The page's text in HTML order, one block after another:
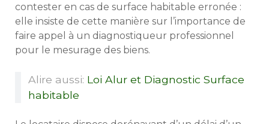
contester en cas de surface habitable erronée :
elle insiste de cette manière sur l’importance de
faire appel à un diagnostiqueur professionnel
pour le mesurage des biens.
Alire aussi: Loi Alur et Diagnostic Surface
habitable